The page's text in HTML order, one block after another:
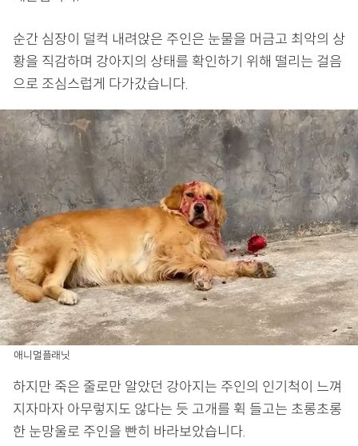
순간 심장이 덜컥 내려앉은 주인은 눈물을 머금고 최악의 상
황을 직감하며 강아지의 상태를 확인하기 위해 떨리는 걸음
으로 조심스럽게 다가갔습니다.
애니멀플래닛
하지만 죽은 줄로만 알았던 강아지는 주인의 인기척이 느껴
지자마자 아무렇지도 않다는 듯 고개를 휙 들고는 초롱초롱
한 눈망울로 주인을 빤히 바라보았습니다.